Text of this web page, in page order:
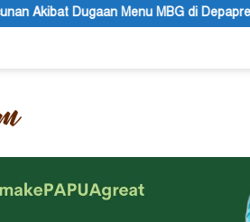
di Depapre Bupati Kabupaten